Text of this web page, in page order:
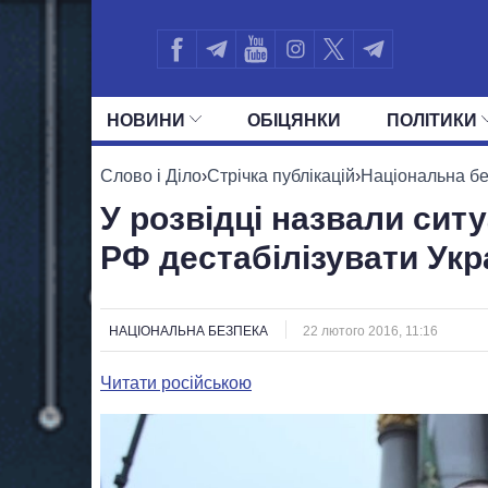
НОВИНИ ОБIЦЯНКИ ПОЛIТИКИ
УСІ ПОЛІТИКИ ПРЕЗИДЕНТ І
Слово і Діло›Стрічка публікацій›Національна
У розвідці назвали
РФ дестабілізувати
НАЦІОНАЛЬНА БЕЗПЕКА 22 лютого 2016, 11:16
Читати російською